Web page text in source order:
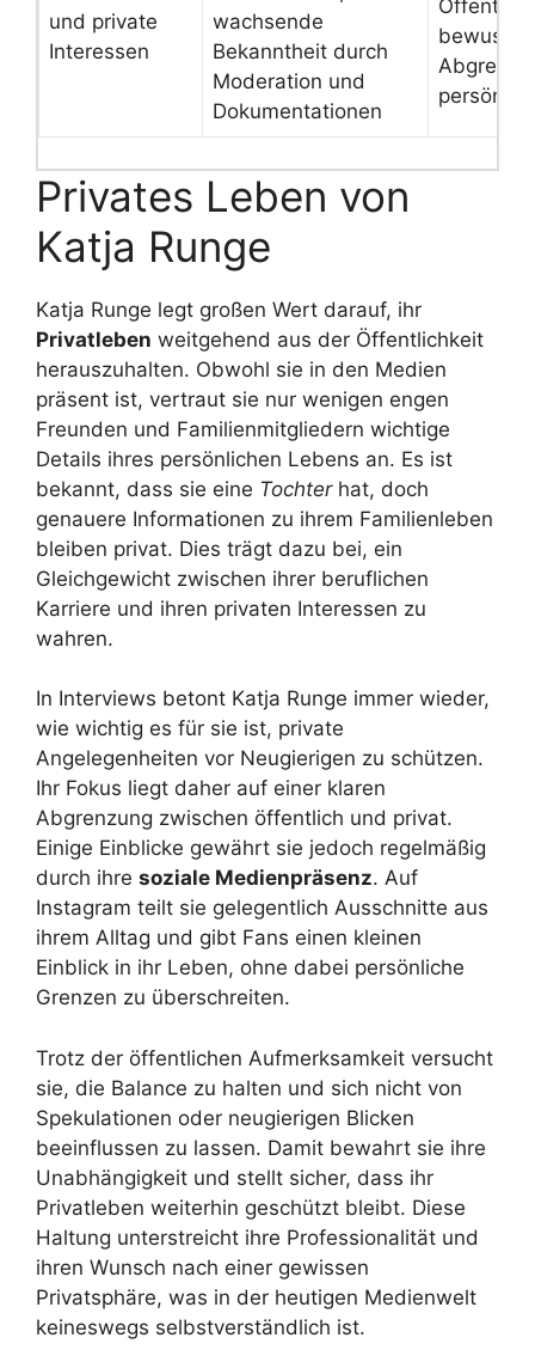
und private
Interessen
wachsende
Bekanntheit durch
Moderation und
Dokumentationen
Privates Leben von
Katja Runge
Katja Runge legt großen Wert darauf, ihr
Privatleben weitgehend aus der Öffentlichkeit
herauszuhalten. Obwohl sie in den Medien
präsent ist, vertraut sie nur wenigen engen
Freunden und Familienmitgliedern wichtige
Details ihres persönlichen Lebens an. Es ist
bekannt, dass sie eine Tochterhat, doch
genauere Informationen zu ihrem Familienleben
bleiben privat. Dies trägt dazu bei, ein
Gleichgewicht zwischen ihrer beruflichen
Karriere und ihren privaten Interessen zu
wahren.
In Interviews betont Katja Runge immer wieder,
wie wichtig es für sie ist, private
Angelegenheiten vor Neugierigen zu schützen.
Ihr Fokus liegt daher auf einer klaren
Abgrenzung zwischen öffentlich und privat.
Einige Einblicke gewährt sie jedoch regelmäßig
durch ihre soziale Medienpräsenz. Auf
Instagram teilt sie gelegentlich Ausschnitte aus
ihrem Alltag und gibt Fans einen kleinen
Einblick in ihr Leben, ohne dabei persönliche
Grenzen zu überschreiten.
Trotz der öffentlichen Aufmerksamkeit versucht
sie, die Balance zu halten und sich nicht von
Spekulationen oder neugierigen Blicken
beeinflussen zu lassen. Damit bewahrt sie ihre
Unabhängigkeit und stellt sicher, dass ihr
Privatleben weiterhin geschützt bleibt. Diese
Haltung unterstreicht ihre Professionalität und
ihren Wunsch nach einer gewissen
Privatsphäre, was in der heutigen Medienwelt
keineswegs selbstverständlich ist.